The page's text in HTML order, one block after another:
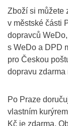
Zboží si můžete
v městské části
dopravců
s WeDo a DPD
pro Českou
dopravu zdarma
Po Praze
vlastním
Kč je zdarma.